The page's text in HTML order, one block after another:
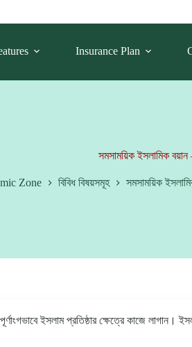
Insurance Plan
সমসাময়িক ইসলামিক বয়ান
Zone বিবিধ বিষয়সমূহ সমসাময়িক
ইসলাম প্রতিষ্ঠার ক্ষেত্রে কাজে লাগান।